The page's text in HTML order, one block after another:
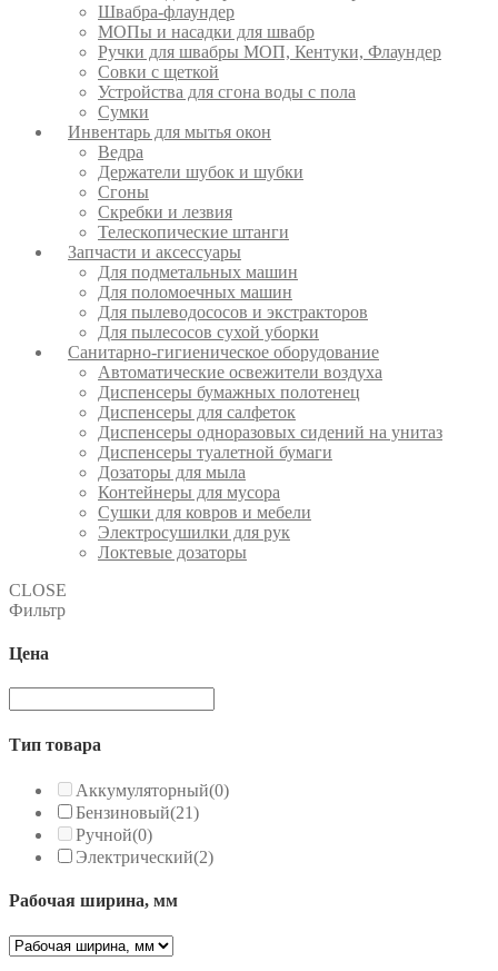
Швабра-флаундер
МОПы и насадки для швабр
Ручки для швабры МОП, Кентуки, Флаундер
Совки с щеткой
Устройства для сгона воды с пола
Сумки
Инвентарь для мытья окон
Ведра
Держатели шубок и шубки
Сгоны
Скребки и лезвия
Телескопические штанги
Запчасти и аксессуары
Для подметальных машин
Для поломоечных машин
Для пылеводососов и экстракторов
Для пылесосов сухой уборки
Санитарно-гигиеническое оборудование
Автоматические освежители воздуха
Диспенсеры бумажных полотенец
Диспенсеры для салфеток
Диспенсеры одноразовых сидений на унитаз
Диспенсеры туалетной бумаги
Дозаторы для мыла
Контейнеры для мусора
Сушки для ковров и мебели
Электросушилки для рук
Локтевые дозаторы
CLOSE
Фильтр
Цена
Тип товара
Аккумуляторный(0)
Бензиновый(21)
Ручной(0)
Электрический(2)
Рабочая ширина, мм